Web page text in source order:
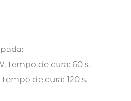
tempo de cura: 60 s.
tempo de cura: 120 s.